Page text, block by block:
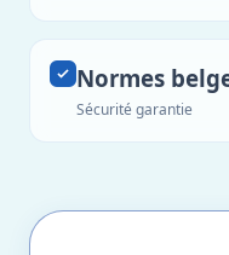
Normes
Sécurité garantie